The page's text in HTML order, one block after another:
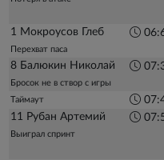
1 Мокроусов Глеб
Перехват паса
8 Балюкин Николай
Бросок не в створ с игры
Таймаут
11 Рубан Артемий
Выиграл спринт